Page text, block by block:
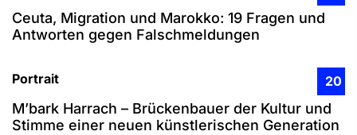
Ceuta, Migration und Marokko: 19 Fragen und
Antworten gegen Falschmeldungen
Portrait 20
M’bark Harrach – Brückenbauer der Kultur und
Stimme einer neuen künstlerischen Generation